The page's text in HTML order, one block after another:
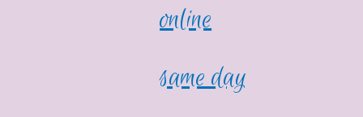
online
same day